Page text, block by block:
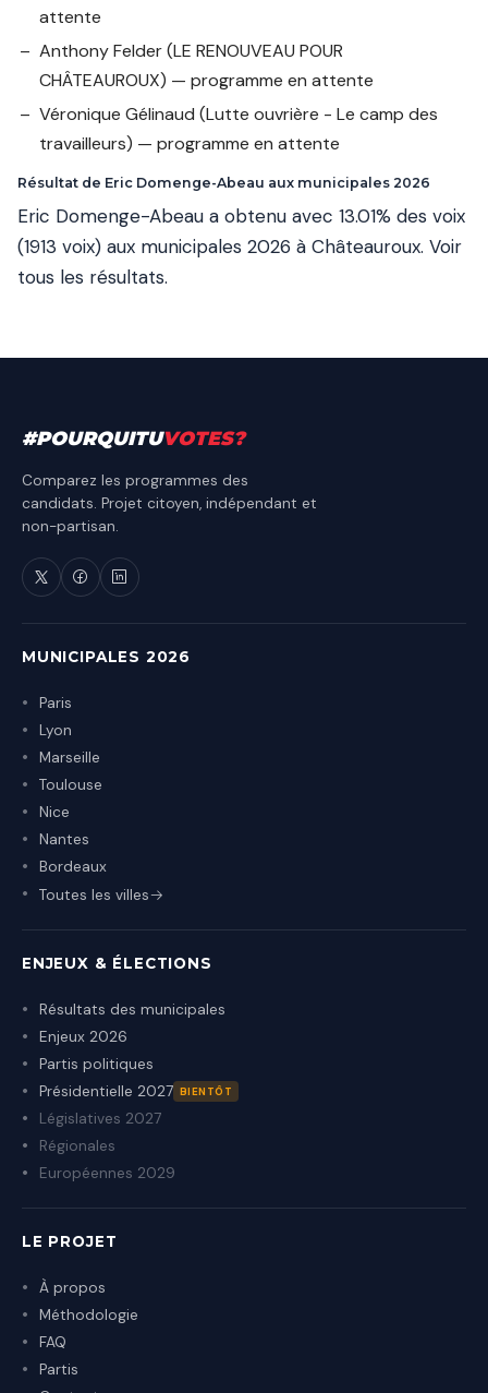
attente
Anthony Felder(LE RENOUVEAU POUR
CHÂTEAUROUX) — programme en attente
Véronique Gélinaud (Lutte ouvrière - Le camp des
travailleurs) — programme en attente
Résultat de Eric Domenge-Abeau aux municipales 2026
Eric Domenge-Abeau a obtenu avec 13.01% des voix
(1913 voix) aux municipales 2026 à Châteauroux. Voir
tous les résultats.
#POURQUITUVOTES?
Comparez les programmes des
candidats. Projet citoyen, indépendant et
non-partisan.
MUNICIPALES 2026
Paris
Lyon
Marseille
Toulouse
Nice
Nantes
Bordeaux
Toutes les villes
ENJEUX & ÉLECTIONS
Résultats des municipales
Enjeux 2026
Partis politiques
Présidentielle 2027 BIENTÔT
Législatives 2027
Régionales
Européennes 2029
LE PROJET
À propos
Méthodologie
FAQ
Partis